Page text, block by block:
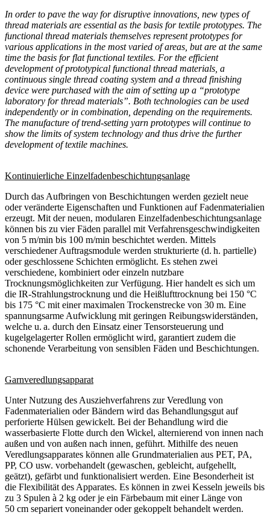
In order to pave the way for disruptive innovations, new types of
thread materials are essential as the basis for textile prototypes. The
functional thread materials themselves represent prototypes for
various applications in the most varied of areas, but are at the same
time the basis for flat functional textiles. For the efficient
development of prototypical functional thread materials, a
continuous single thread coating system and a thread finishing
device were purchased with the aim of setting up a “prototype
laboratory for thread materials”. Both technologies can be used
independently or in combination, depending on the requirements.
The manufacture of trend-setting yarn prototypes will continue to
show the limits of system technology and thus drive the further
development of textile machines.
Kontinuierliche Einzelfadenbeschichtungsanlage
Durch das Aufbringen von Beschichtungen werden gezielt neue
oder veränderte Eigenschaften und Funktionen auf Fadenmaterialien
erzeugt. Mit der neuen, modularen Einzelfadenbeschichtungsanlage
können bis zu vier Fäden parallel mit Verfahrensgeschwindigkeiten
von 5 m/min bis 100 m/min beschichtet werden. Mittels
verschiedener Auftragsmodule werden strukturierte (d. h. partielle)
oder geschlossene Schichten ermöglicht. Es stehen zwei
verschiedene, kombiniert oder einzeln nutzbare
Trocknungsmöglichkeiten zur Verfügung. Hier handelt es sich um
die IR-Strahlungstrocknung und die Heißlufttrocknung bei 150 °C
bis 175 °C mit einer maximalen Trockenstrecke von 30 m. Eine
spannungsarme Aufwicklung mit geringen Reibungswiderständen,
welche u. a. durch den Einsatz einer Tensorsteuerung und
kugelgelagerter Rollen ermöglicht wird, garantiert zudem die
schonende Verarbeitung von sensiblen Fäden und Beschichtungen.
Garnveredlungsapparat
Unter Nutzung des Ausziehverfahrens zur Veredlung von
Fadenmaterialien oder Bändern wird das Behandlungsgut auf
perforierte Hülsen gewickelt. Bei der Behandlung wird die
wasserbasierte Flotte durch den Wickel, alternierend von innen nach
außen und von außen nach innen, geführt. Mithilfe des neuen
Veredlungsapparates können alle Grundmaterialien aus PET, PA,
PP, CO usw. vorbehandelt (gewaschen, gebleicht, aufgehellt,
geätzt), gefärbt und funktionalisiert werden. Eine Besonderheit ist
die Flexibilität des Apparates. Es können in zwei Kesseln jeweils bis
zu 3 Spulen à 2 kg oder je ein Färbebaum mit einer Länge von
50 cm separiert voneinander oder gekoppelt behandelt werden.